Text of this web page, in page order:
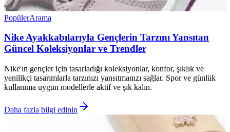
PopülerArama
Nike Ayakkabılarıyla Gençlerin Tarzını Yansıtan
Güncel Koleksiyonlar ve Trendler
Nike'ın gençler için tasarladığı koleksiyonlar, konfor, şıklık ve
yenilikçi tasarımlarla tarzınızı yansıtmanızı sağlar. Spor ve günlük
kullanıma uygun modellerle aktif ve şık kalın.
Daha fazla bilgi edinin